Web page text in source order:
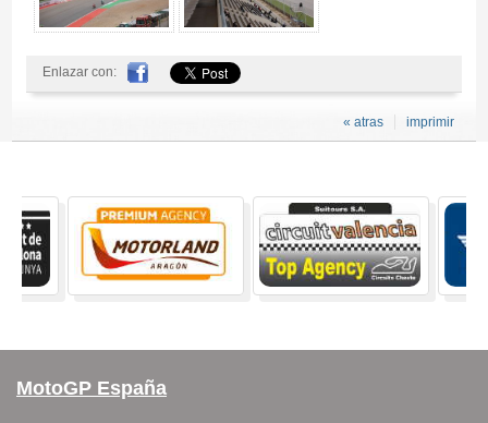
Enlazar con:
imprimir
« atras
MotoGP España